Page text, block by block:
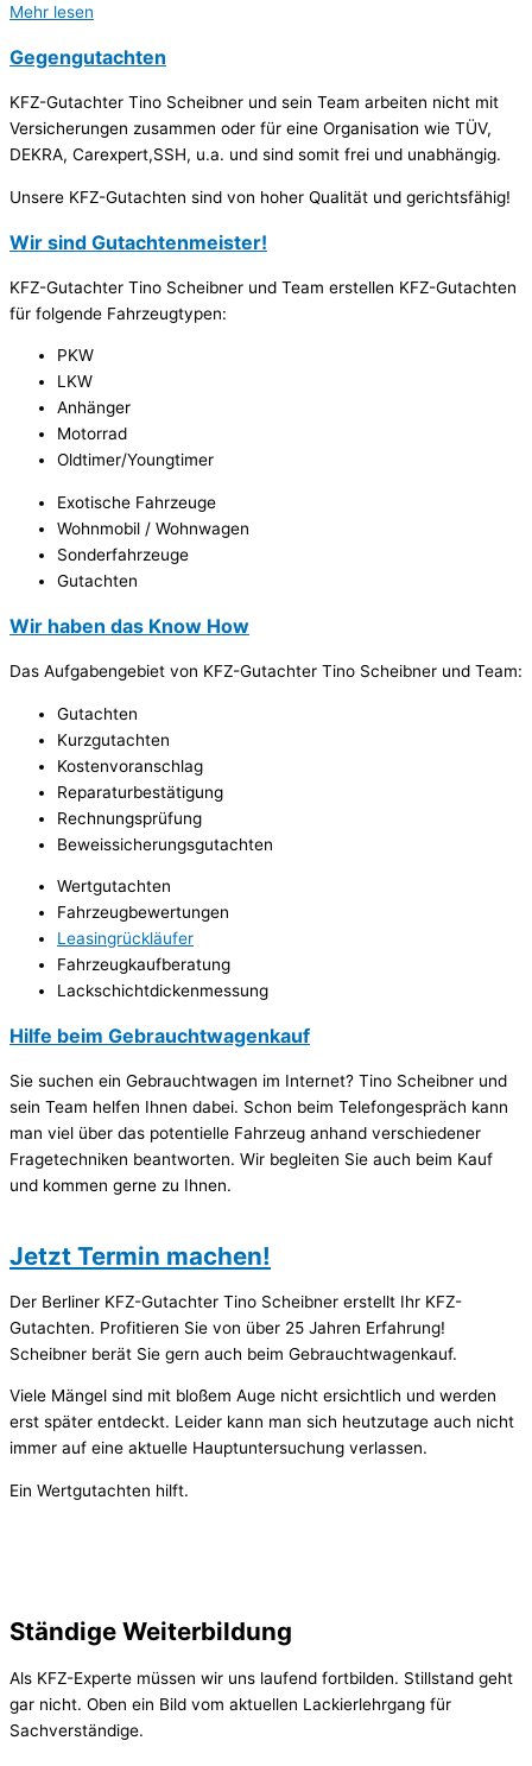
Mehr lesen
Gegengutachten
KFZ-Gutachter Tino Scheibner und sein Team arbeiten nicht mit
Versicherungen zusammen oder für eine Organisation wie TÜV,
DEKRA, Carexpert,SSH, u.a. und sind somit frei und unabhängig.
Unsere KFZ-Gutachten sind von hoher Qualität und gerichtsfähig!
Wir sind Gutachtenmeister!
KFZ-Gutachter Tino Scheibner und Team erstellen KFZ-Gutachten
für folgende Fahrzeugtypen:
PKW
LKW
Anhänger
Motorrad
Oldtimer/Youngtimer
Exotische Fahrzeuge
Wohnmobil / Wohnwagen
Sonderfahrzeuge
Gutachten
Wir haben das Know How
Das Aufgabengebiet von KFZ-Gutachter Tino Scheibner und Team:
Gutachten
Kurzgutachten
Kostenvoranschlag
Reparaturbestätigung
Rechnungsprüfung
Beweissicherungsgutachten
Wertgutachten
Fahrzeugbewertungen
Leasingrückläufer
Fahrzeugkaufberatung
Lackschichtdickenmessung
Hilfe beim Gebrauchtwagenkauf
Sie suchen ein Gebrauchtwagen im Internet? Tino Scheibner und
sein Team helfen Ihnen dabei. Schon beim Telefongespräch kann
man viel über das potentielle Fahrzeug anhand verschiedener
Fragetechniken beantworten. Wir begleiten Sie auch beim Kauf
und kommen gerne zu Ihnen.
Jetzt Termin machen!
Der Berliner KFZ-Gutachter Tino Scheibner erstellt Ihr KFZ-
Gutachten. Profitieren Sie von über 25 Jahren Erfahrung!
Scheibner berät Sie gern auch beim Gebrauchtwagenkauf.
Viele Mängel sind mit bloßem Auge nicht ersichtlich und werden
erst später entdeckt. Leider kann man sich heutzutage auch nicht
immer auf eine aktuelle Hauptuntersuchung verlassen.
Ein Wertgutachten hilft.
Ständige Weiterbildung
Als KFZ-Experte müssen wir uns laufend fortbilden. Stillstand geht
gar nicht. Oben ein Bild vom aktuellen Lackierlehrgang für
Sachverständige.